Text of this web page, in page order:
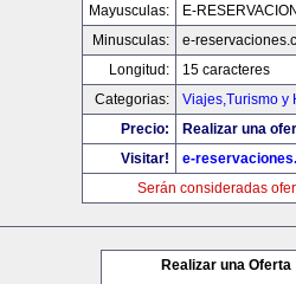
Mayusculas:
E-
Minusculas:
e-
Longitud:
15 caracteres
Categorias:
Viajes,Turismo y
Precio:
Realizar una
Visitar!
e-
Serán consideradas
Realizar una Oferta